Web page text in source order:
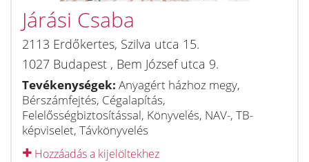
Járási Csaba
2113 Erdőkertes, Szilva utca 15.
1027 Budapest , Bem József utca 9.
Tevékenységek: Anyagért házhoz megy,
Bérszámfejtés, Cégalapítás,
Felelősségbiztosítással, Könyvelés, NAV-, TB-
képviselet, Távkönyvelés
Hozzáadás a kijelöltekhez